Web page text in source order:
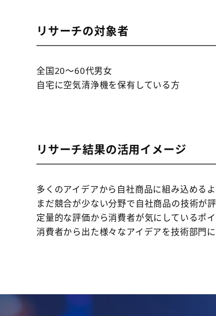
リサーチの対象者
全国20～60代男女
自宅に空気清浄機を保有している方
リサーチ結果の活用イメージ
多くのアイデアから自社商品に組み込めるよ
まだ競合が少ない分野で自社商品の技術が
定量的な評価から消費者が気にしているポ
消費者から出た様々なアイデアを技術部門